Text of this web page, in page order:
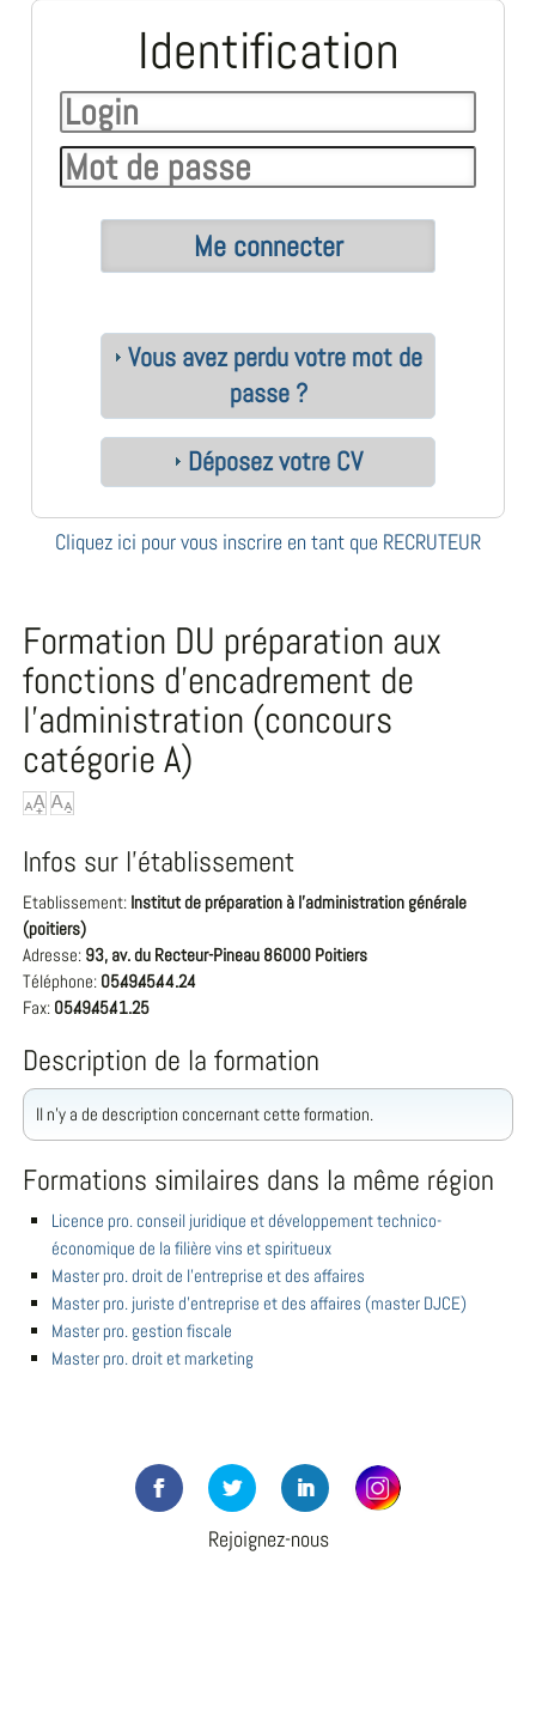
Identification
Vous avez perdu votre mot de
passe ?
Déposez votre CV
Cliquez ici pour vous inscrire en tant que RECRUTEUR
Formation DU préparation aux
fonctions d'encadrement de
l'administration (concours
catégorie A)
Infos sur l'établissement
Etablissement: Institut de préparation à l'administration générale
(poitiers)
Adresse: 93, av. du Recteur-Pineau 86000 Poitiers
Téléphone: 05.49.45.44.24
Fax: 05.49.45.41.25
Description de la formation
Il n'y a de description concernant cette formation.
Formations similaires dans la même région
Licence pro. conseil juridique et développement technico-
économique de la filière vins et spiritueux
Master pro. droit de l'entreprise et des affaires
Master pro. juriste d'entreprise et des affaires (master DJCE)
Master pro. gestion fiscale
Master pro. droit et marketing
Rejoignez-nous